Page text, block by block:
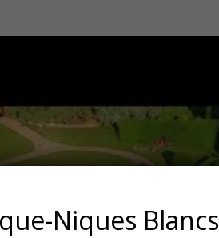
Niques Blancs